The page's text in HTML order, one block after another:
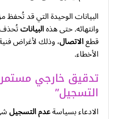
البيانات الوحيدة التي قد
وانتهائه. حتى هذهالبيانات
قطعالاتصال، وذلك لأغراض
الأخطاء.
تدقيق خارجي
التسجيل”
الادعاء بسياسةعدم التسجيل